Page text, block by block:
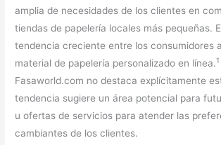
amplia de necesidades de los clientes en
tiendas de papelería locales más pequeñas.
tendencia creciente entre los consumidores
material de papelería personalizado en línea.1
Fasaworld.com no destaca explícitamente
tendencia sugiere un área potencial para
u ofertas de servicios para atender las
cambiantes de los clientes.